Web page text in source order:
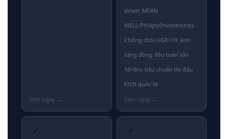
driver MEAN
WELL/Philips/Inventronics.
Chống chói UGR<19, ánh
sáng đồng đều toàn sân
18×9m, tiêu chuẩn thi đấu
FIVB quốc tế
✓ ✓